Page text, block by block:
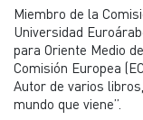
Miembro de la
Universidad
para Oriente Medio
Comisión Europea
Autor de varios
mundo que viene”.